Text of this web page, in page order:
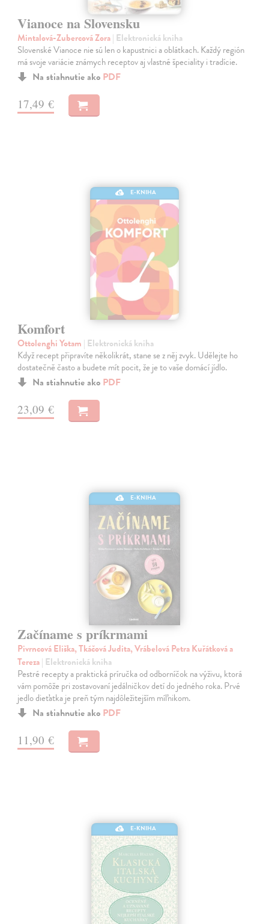
Vianoce na Slovensku
Mintalová-Zubercová Zora| Elektronická kniha
Slovenské Vianoce nie sú len o kapustnici a oblátkach. Každý región
má svoje variácie známych receptov aj vlastné špeciality i tradície.
Na stiahnutie ako PDF
17,49 €
E-KNIHA
Komfort
Ottolenghi Yotam | Elektronická kniha
Když recept připravíte několikrát, stane se z něj zvyk. Udělejte ho
dostatečně často a budete mít pocit, že je to vaše domácí jídlo.
Na stiahnutie ako PDF
23,09 €
E-KNIHA
Začíname s príkrmami
Pivrncová Eliška, Tkáčová Judita, Vrábelová Petra Kuřátková a
Tereza| Elektronická kniha
Pestré recepty a praktická príručka od odborníčok na výživu, ktorá
vám pomôže pri zostavovaní jedálničkov detí do jedného roka. Prvé
jedlo dieťatka je preň tým najdôležitejším míľnikom.
Na stiahnutie ako PDF
11,90 €
E-KNIHA